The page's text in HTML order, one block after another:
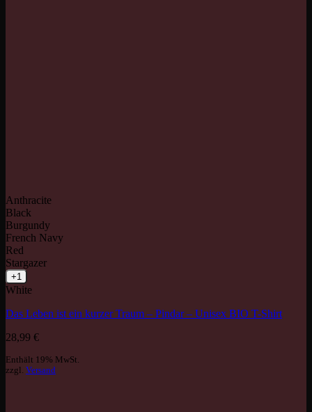
Anthracite
Black
Burgundy
French Navy
Red
Stargazer
+1
White
Das Leben ist ein kurzer Traum – Pindar – Unisex BIO T-Shirt
28,99 €
Enthält 19% MwSt.
zzgl. Versand